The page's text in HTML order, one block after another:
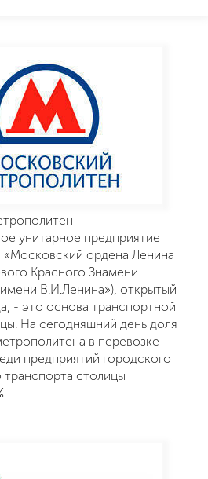
унитарное предприятие
ордена Ленина
Красного Знамени
В.И.Ленина»), открытый
- это основа транспортной
На сегодняшний день доля
в перевозке
предприятий городского
транспорта столицы